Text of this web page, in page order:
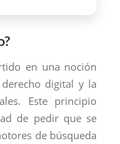
en una noción
digital y la
Este principio
de pedir que se
de búsqueda